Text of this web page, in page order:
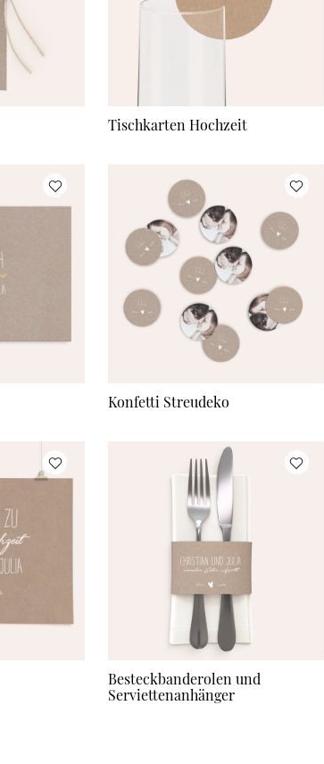
Tischkarten Hochzeit
Konfetti Streudeko
Besteckbanderolen und
Serviettenanhänger